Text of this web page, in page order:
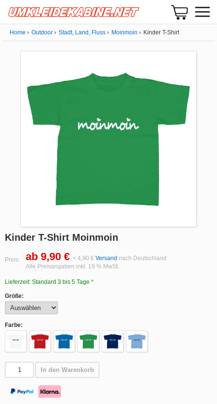
Home Outdoor Stadt, Land, Fluss Moinmoin Kinder T-Shirt
Kinder T-Shirt Moinmoin
Preis: ab 9,90 € + 4,90 € Versand nach Deutschland
Alle Preisangaben inkl. 19 % MwSt.
Lieferzeit: Standard 3 bis 5 Tage *
Größe:
Farbe:
In den Warenkorb